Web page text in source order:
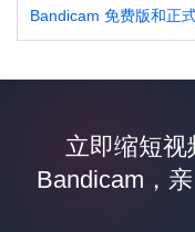
Bandicam 免费版和正
立即缩短
Bandicam，